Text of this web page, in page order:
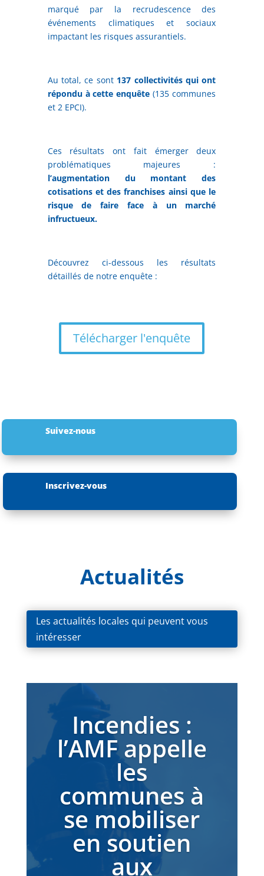
marqué par la recrudescence des
événements climatiques et sociaux
impactant les risques assurantiels.
Au total, ce sont 137 collectivités qui ont
répondu à cette enquête (135 communes
et 2 EPCI).
Ces résultats ont fait émerger deux
problématiques majeures :
l’augmentation du montant des
cotisations et des franchises ainsi que le
risque de faire face à un marché
infructueux.
Découvrez ci-dessous les résultats
détaillés de notre enquête :
Télécharger l'enquête
Suivez-nous
Inscrivez-vous
Actualités
Les actualités locales qui peuvent vous
intéresser
Incendies :
l’AMF appelle
les
communes à
se mobiliser
en soutien
aux